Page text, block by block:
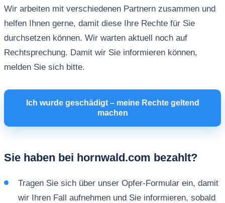
Wir arbeiten mit verschiedenen Partnern zusammen und
helfen Ihnen gerne, damit diese Ihre Rechte für Sie
durchsetzen können. Wir warten aktuell noch auf
Rechtsprechung. Damit wir Sie informieren können,
melden Sie sich bitte.
Ich wurde geschädigt – meine Rechte geltend
machen
Sie haben bei hornwald.com bezahlt?
Tragen Sie sich über unser Opfer-Formular ein, damit
wir Ihren Fall aufnehmen und Sie informieren, sobald